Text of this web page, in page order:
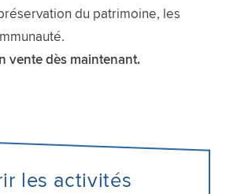
du patrimoine, les
vente dès maintenant.
les activités